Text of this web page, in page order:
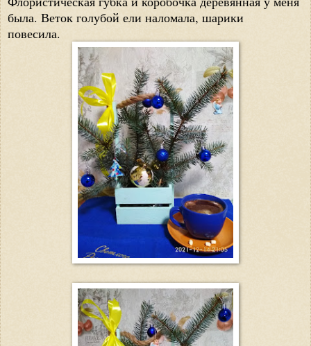
была. Веток голубой ели наломала, шарики
повесила.